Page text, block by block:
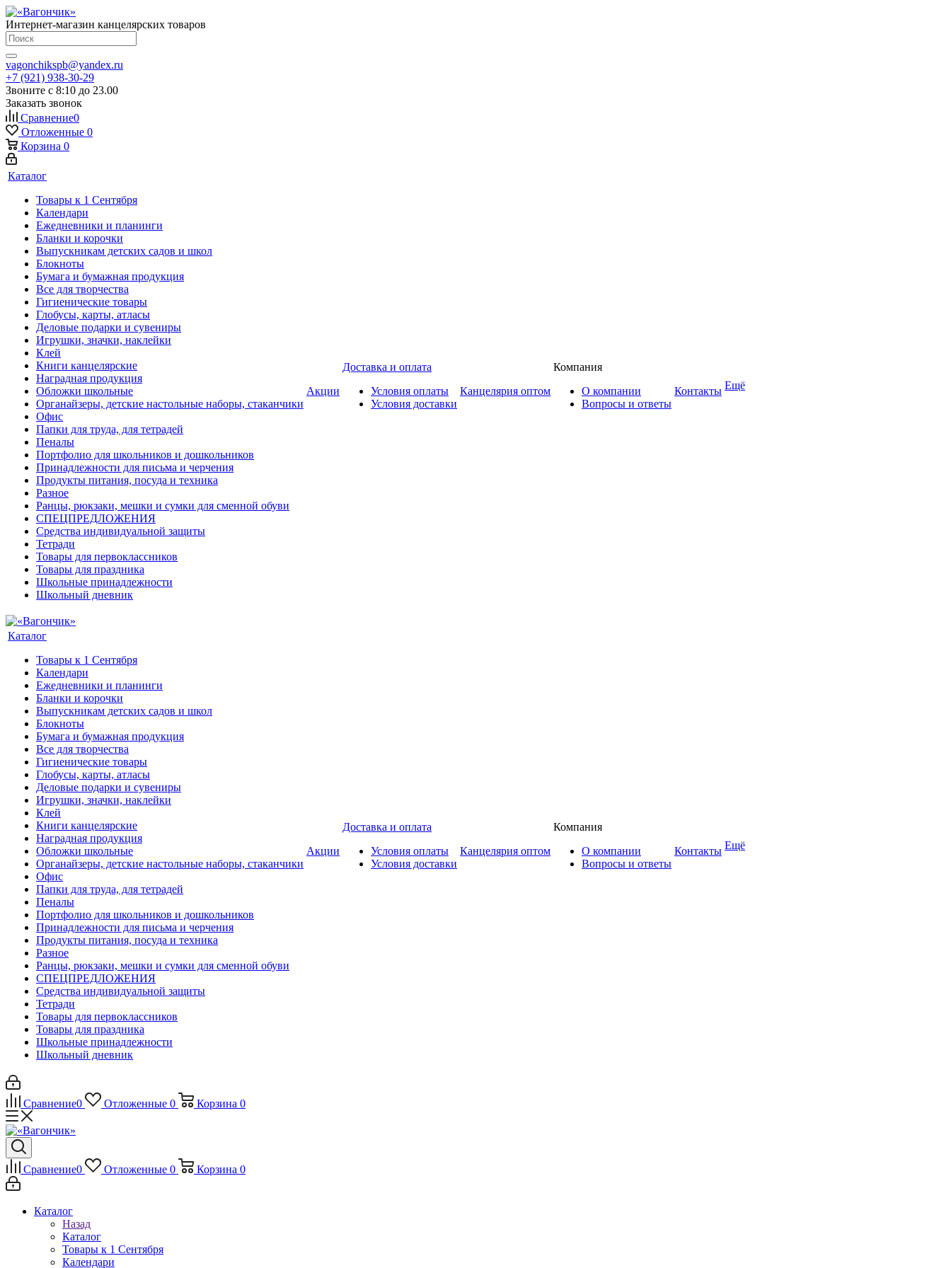
Интернет-магазин канцелярских товаров
vagonchikspb@yandex.ru
+7 (921) 938-30-29
Звоните с 8:10 до 23.00
Заказать звонок
Сравнение0
Отложенные 0
Корзина 0
Каталог
Товары к 1 Сентября
Календари
Ежедневники и планинги
Бланки и корочки
Выпускникам детских садов и школ
Блокноты
Бумага и бумажная продукция
Все для творчества
Гигиенические товары
Глобусы, карты, атласы
Деловые подарки и сувениры
Игрушки, значки, наклейки
Клей
Книги канцелярские
Наградная продукция
Обложки школьные
Органайзеры, детские настольные наборы, стаканчики
Офис
Папки для труда, для тетрадей
Пеналы
Портфолио для школьников и дошкольников
Принадлежности для письма и черчения
Продукты питания, посуда и техника
Разное
Ранцы, рюкзаки, мешки и сумки для сменной обуви
СПЕЦПРЕДЛОЖЕНИЯ
Средства индивидуальной защиты
Тетради
Товары для первоклассников
Товары для праздника
Школьные принадлежности
Школьный дневник
Акции
Доставка и оплата
Условия оплаты
Условия доставки
Канцелярия оптом
Компания
О компании
Вопросы и ответы
Контакты Ещё
Каталог
Товары к 1 Сентября
Календари
Ежедневники и планинги
Бланки и корочки
Выпускникам детских садов и школ
Блокноты
Бумага и бумажная продукция
Все для творчества
Гигиенические товары
Глобусы, карты, атласы
Деловые подарки и сувениры
Игрушки, значки, наклейки
Клей
Книги канцелярские
Наградная продукция
Обложки школьные
Органайзеры, детские настольные наборы, стаканчики
Офис
Папки для труда, для тетрадей
Пеналы
Портфолио для школьников и дошкольников
Принадлежности для письма и черчения
Продукты питания, посуда и техника
Разное
Ранцы, рюкзаки, мешки и сумки для сменной обуви
СПЕЦПРЕДЛОЖЕНИЯ
Средства индивидуальной защиты
Тетради
Товары для первоклассников
Товары для праздника
Школьные принадлежности
Школьный дневник
Акции
Доставка и оплата
Условия оплаты
Условия доставки
Канцелярия оптом
Компания
О компании
Вопросы и ответы
Контакты Ещё
Сравнение0 Отложенные 0 Корзина 0
Сравнение0 Отложенные 0 Корзина 0
Каталог
Назад
Каталог
Товары к 1 Сентября
Календари